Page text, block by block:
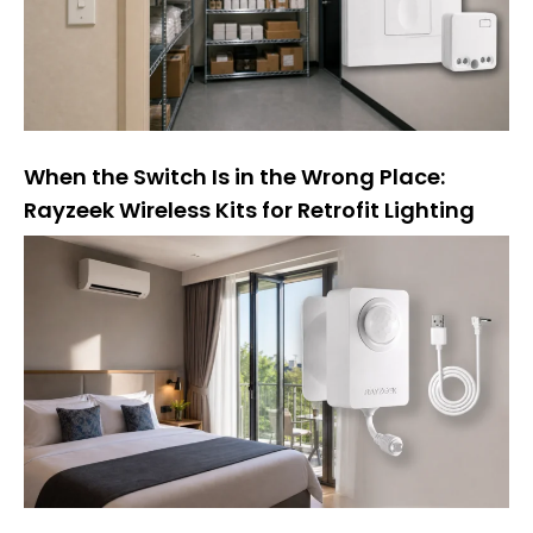
When the Switch Is in the Wrong Place:
Rayzeek Wireless Kits for Retrofit Lighting